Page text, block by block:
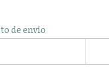
de envío